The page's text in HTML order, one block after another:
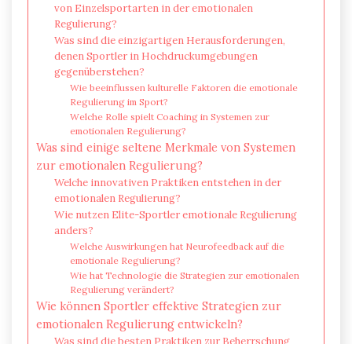
von Einzelsportarten in der emotionalen
Regulierung?
Was sind die einzigartigen Herausforderungen,
denen Sportler in Hochdruckumgebungen
gegenüberstehen?
Wie beeinflussen kulturelle Faktoren die emotionale
Regulierung im Sport?
Welche Rolle spielt Coaching in Systemen zur
emotionalen Regulierung?
Was sind einige seltene Merkmale von Systemen
zur emotionalen Regulierung?
Welche innovativen Praktiken entstehen in der
emotionalen Regulierung?
Wie nutzen Elite-Sportler emotionale Regulierung
anders?
Welche Auswirkungen hat Neurofeedback auf die
emotionale Regulierung?
Wie hat Technologie die Strategien zur emotionalen
Regulierung verändert?
Wie können Sportler effektive Strategien zur
emotionalen Regulierung entwickeln?
Was sind die besten Praktiken zur Beherrschung